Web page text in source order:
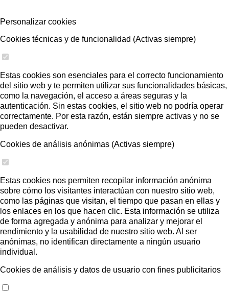
Personalizar cookies
Cookies técnicas y de funcionalidad (Activas siempre)
Estas cookies son esenciales para el correcto funcionamiento
del sitio web y te permiten utilizar sus funcionalidades básicas,
como la navegación, el acceso a áreas seguras y la
autenticación. Sin estas cookies, el sitio web no podría operar
correctamente. Por esta razón, están siempre activas y no se
pueden desactivar.
Cookies de análisis anónimas (Activas siempre)
Estas cookies nos permiten recopilar información anónima
sobre cómo los visitantes interactúan con nuestro sitio web,
como las páginas que visitan, el tiempo que pasan en ellas y
los enlaces en los que hacen clic. Esta información se utiliza
de forma agregada y anónima para analizar y mejorar el
rendimiento y la usabilidad de nuestro sitio web. Al ser
anónimas, no identifican directamente a ningún usuario
individual.
Cookies de análisis y datos de usuario con fines publicitarios